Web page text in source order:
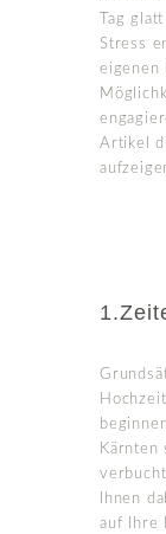
Tag
Stress
eigenen
Artikel
Ihnen
auf Ihre